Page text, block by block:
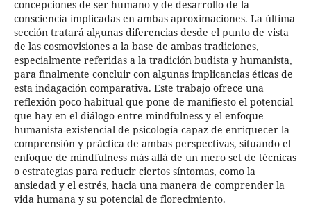
concepciones de ser humano y de desarrollo de la
consciencia implicadas en ambas aproximaciones. La última
sección tratará algunas diferencias desde el punto de vista
de las cosmovisiones a la base de ambas tradiciones,
especialmente referidas a la tradición budista y humanista,
para finalmente concluir con algunas implicancias éticas de
esta indagación comparativa. Este trabajo ofrece una
reflexión poco habitual que pone de manifiesto el potencial
que hay en el diálogo entre mindfulness y el enfoque
humanista-existencial de psicología capaz de enriquecer la
comprensión y práctica de ambas perspectivas, situando el
enfoque de mindfulness más allá de un mero set de técnicas
o estrategias para reducir ciertos síntomas, como la
ansiedad y el estrés, hacia una manera de comprender la
vida humana y su potencial de florecimiento.